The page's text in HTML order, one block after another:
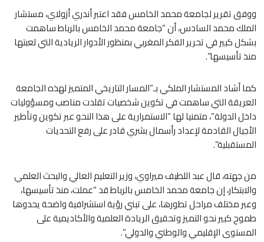
ووفق تقرير لجامعة محمد الخامس فقد اعتبر أندري أزولاي، مستشار
الملك محمد السادس، أن “جامعة محمد الخامس بالرباط ساهمت
بشكل كبير في تحرير الفكر المغربي بمنظور الأدوار الريادية التي لعبتها
منذ تأسيسها”.
كما أشاد المستشار الملكي بـ”المسار التاريخي المتميز لهذه الجامعة
العريقة التي ساهمت في تكوين شخصيات تقلدت مناصب ومسؤوليات
داخل الدولة”، متمنيا لها “الاستمرارية على هذا النحو عبر تكوين وتأطير
الأجيال القادمة لإعداد رأسمال بشري قادر على رفع التحديات
المستقبلية”.
من جهته، قال عبد اللطيف ميراوي، وزير التعليم العالي والبحث العلمي
والابتكار، إن جامعة محمد الخامس بالرباط قد “عملت، منذ تأسيسها،
وعبر مختلف مراحل تطورها، على تبني رؤية استشرافية واضحة يحدوها
طموح كبير نحو التميز وتحقيق الريادة العلمية والأكاديمية على
المستوى الإقليمي والوطني والدولي”.